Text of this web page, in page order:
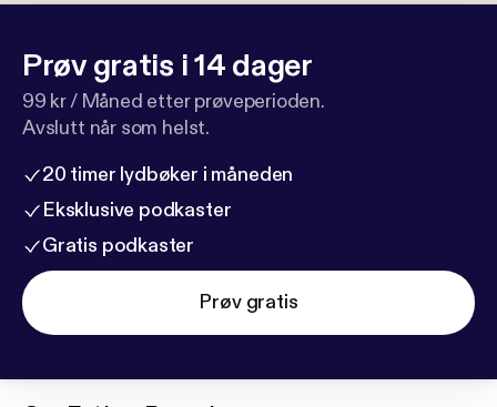
Prøv gratis i 14 dager
99 kr / Måned etter prøveperioden.
Avslutt når som helst.
20 timer lydbøker i måneden
Eksklusive podkaster
Gratis podkaster
Prøv gratis